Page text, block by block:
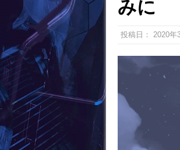
みに
投稿日： 2020年